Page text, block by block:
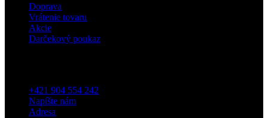
Doprava
Vrátenie tovaru
Akcie
Darčekový poukaz
+421 904 554 242
Napíšte nám
Adresa